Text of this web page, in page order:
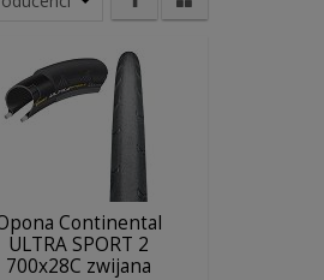
Continental
ULTRA SPORT 2
700x28C zwijana